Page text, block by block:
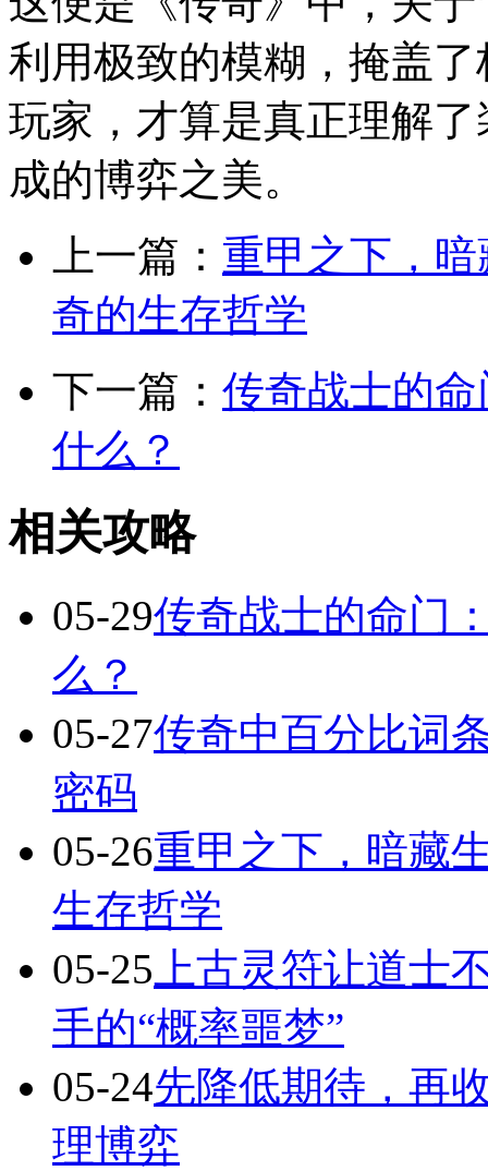
利用极致的模糊，掩盖
玩家，才算是真正理解
成的博弈之美。
上一篇： 重甲之下，
奇的生存哲学
下一篇： 传奇战士的
什么？
相关攻略
05-29传奇战士的命门
么？
05-27传奇中百分比词
密码
05-26重甲之下，暗藏
生存哲学
05-25 上古灵符让道士
手的“概率噩梦”
05-24先降低期待，再
理博弈